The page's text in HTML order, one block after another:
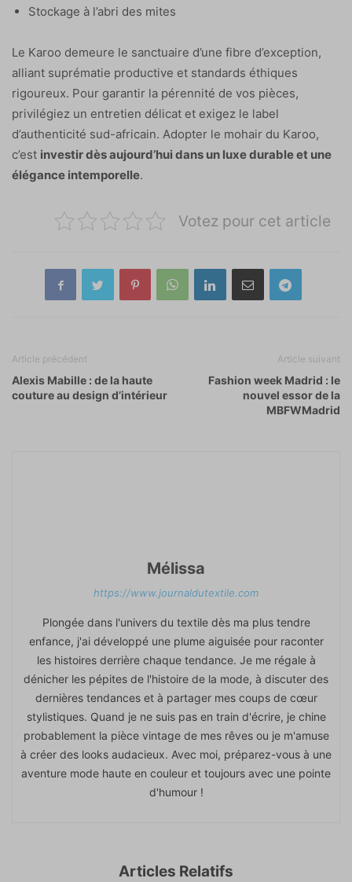
Stockage à l’abri des mites
Le Karoo demeure le sanctuaire d’une fibre d’exception,
alliant suprématie productive et standards éthiques
rigoureux. Pour garantir la pérennité de vos pièces,
privilégiez un entretien délicat et exigez le label
d’authenticité sud-africain. Adopter le mohair du Karoo,
c’est investir dès aujourd’hui dans un luxe durable et une
élégance intemporelle.
Votez pour cet article
Article précédent
Alexis Mabille : de la haute
couture au design d’intérieur
Article suivant
Fashion week Madrid : le
nouvel essor de la
MBFWMadrid
Mélissa
https://www.journaldutextile.com
Plongée dans l'univers du textile dès ma plus tendre
enfance, j'ai développé une plume aiguisée pour raconter
les histoires derrière chaque tendance. Je me régale à
dénicher les pépites de l'histoire de la mode, à discuter des
dernières tendances et à partager mes coups de cœur
stylistiques. Quand je ne suis pas en train d'écrire, je chine
probablement la pièce vintage de mes rêves ou je m'amuse
à créer des looks audacieux. Avec moi, préparez-vous à une
aventure mode haute en couleur et toujours avec une pointe
d'humour !
Articles Relatifs